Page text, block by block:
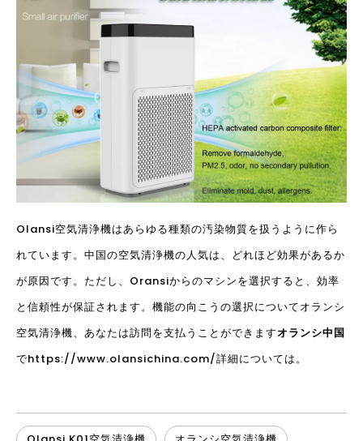
Olansi空気清浄機はあらゆる種類の汚染物質を扱うように作ら
れています。中国の空気清浄機の人気は、どれほど効果があるか
が原因です。ただし、Oransiからのマシンを選択すると、効率
と信頼性が保証されます。機能の向こうの選択についてオランシ
空気清浄機、あなたは訪問を支払うことができますオランシ中国
でhttps://www.olansichina.com/詳細については。